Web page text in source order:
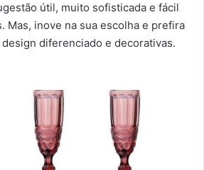
útil, muito sofisticada e fácil
Mas, inove na sua escolha e prefira
design diferenciado e decorativas.